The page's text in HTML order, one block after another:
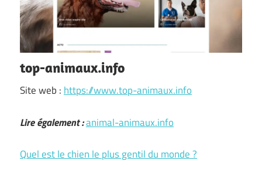
top-animaux.info
Site web : https://www.top-animaux.info
Lire également :animal-animaux.info
Quel est le chien le plus gentil du monde ?